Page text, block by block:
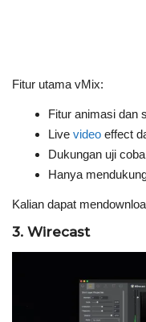
Fitur utama vMix:
Fitur animasi dan
Live video effect
Dukungan uji
Hanya
Kalian dapat
3. Wirecast